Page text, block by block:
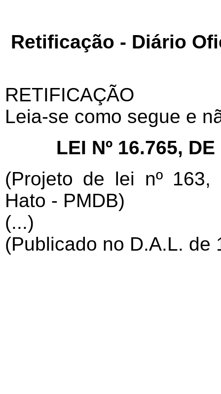
Retificação - Diário
RETIFICAÇÃO
Leia-se como segue e
LEI Nº 16.765,
(Projeto de lei nº
Hato - PMDB)
(...)
(Publicado no D.A.L. de